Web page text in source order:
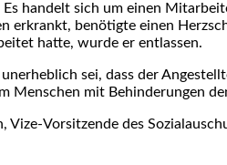
handelt sich um einen
erkrankt, benötigte einen
hatte, wurde er entlassen.
sei, dass der
Menschen mit Behinderungen
Vize-Vorsitzende des